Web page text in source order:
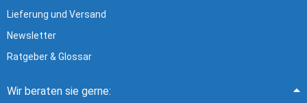
Lieferung und Versand
Newsletter
Ratgeber & Glossar
Wir beraten sie gerne: